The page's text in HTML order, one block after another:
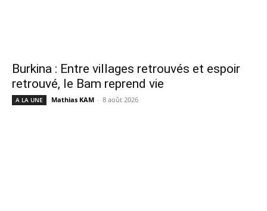
Burkina : Entre villages retrouvés et espoir
retrouvé, le Bam reprend vie
A LA UNE Mathias KAM - 8 août 2026